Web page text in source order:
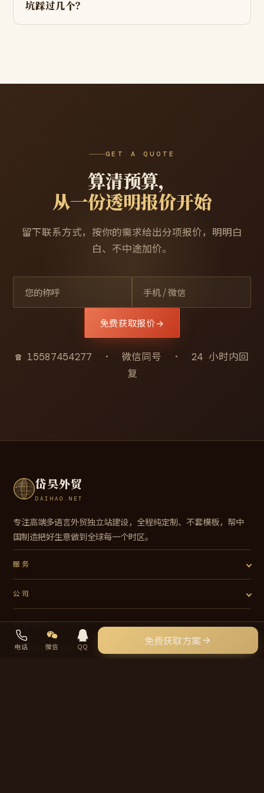
电话 微信 QQ 免费获取方案
坑踩过几个？
GET A QUOTE
算清预算，
从一份透明报价开始
留下联系方式，按你的需求给出分项报价，明明白
白、不中途加价。
免费获取报价→
☎ 15587454277 · 微信同号 · 24 小时内回
复
岱昊外贸
DAIHAO.NET
专注高端多语言外贸独立站建设，全程纯定制、不套模板，帮中
国制造把好生意做到全球每一个时区。
服务
公司
☎15587454277